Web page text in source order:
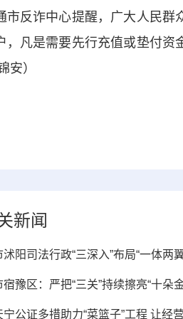
诈中心提醒，广大人民群
，凡是需要先行充值或垫付资
安）
新闻
阳司法行政“三深入”布局“一体两
豫区：严把“三关”持续擦亮“十朵
宁公证多措助力“菜篮子”工程 让经